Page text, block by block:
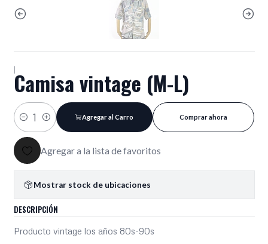
|Camisa vintage (M-L)
Cantidad
Agregar al Carro Comprar ahora
Agregar a la lista de favoritos
Mostrar stock de ubicaciones
DESCRIPCIÓN
Producto vintage los años 80s-90s